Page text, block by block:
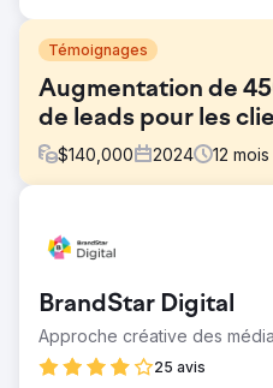
Témoignages
Augmentation de
de leads pour les
$140,000 2024 12 mois
Ce client était au bord de la
entrepris la lourde tâche
Nous avons mis en œuvre
et Meta Ads pour assurer le
BrandStar Digital
Approche créative des
25 avis